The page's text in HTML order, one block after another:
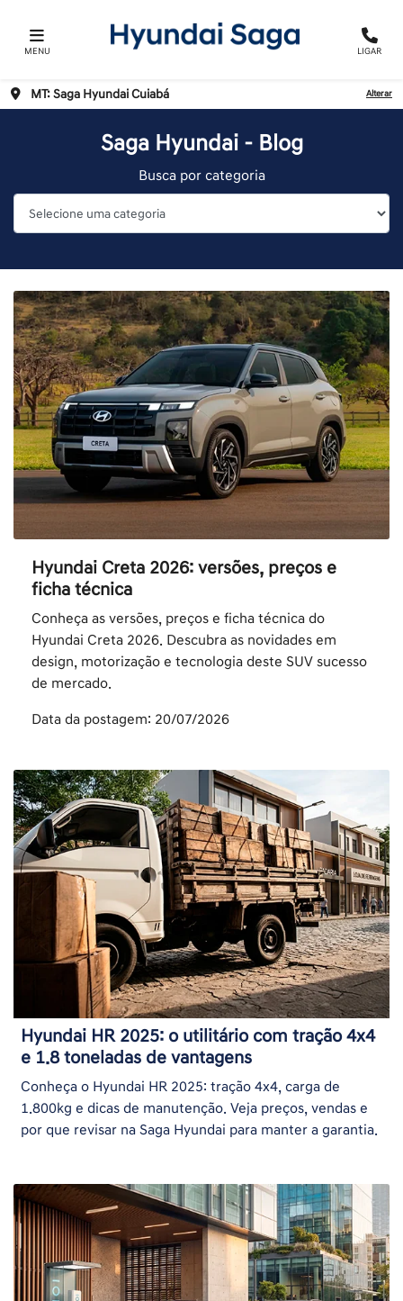
MENU LIGAR
MT: Saga Hyundai Cuiabá Alterar
Saga Hyundai - Blog
Busca por categoria
Hyundai Creta 2026: versões, preços e
ficha técnica
Conheça as versões, preços e ficha técnica do
Hyundai Creta 2026. Descubra as novidades em
design, motorização e tecnologia deste SUV sucesso
de mercado.
Data da postagem: 20/07/2026
Hyundai HR 2025: o utilitário com tração 4x4
e 1.8 toneladas de vantagens
Conheça o Hyundai HR 2025: tração 4x4, carga de
1.800kg e dicas de manutenção. Veja preços, vendas e
por que revisar na Saga Hyundai para manter a garantia.